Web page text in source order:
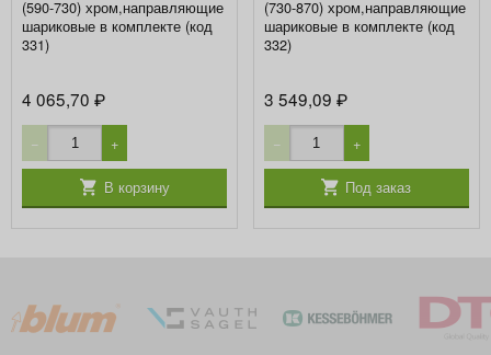
(590-730) хром,направляющие
шариковые в комплекте (код
331)
4 065,70₽
− +
В корзину
(730-870) хром,направляющие
шариковые в комплекте (код
332)
3 549,09 ₽
− +
Под заказ